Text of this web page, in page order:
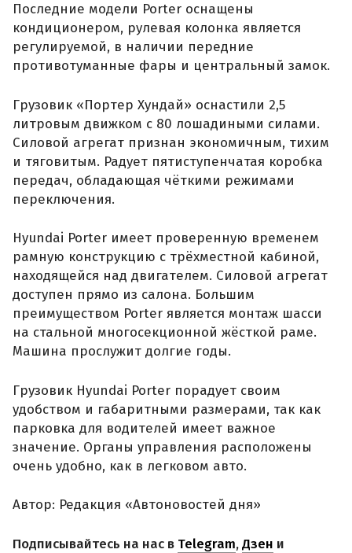
Последние модели Porter оснащены
кондиционером, рулевая колонка является
регулируемой, в наличии передние
противотуманные фары и центральный замок.
Грузовик «Портер Хундай» оснастили 2,5
литровым движком с 80 лошадиными силами.
Силовой агрегат признан экономичным, тихим
и тяговитым. Радует пятиступенчатая коробка
передач, обладающая чёткими режимами
переключения.
Hyundai Porter имеет проверенную временем
рамную конструкцию с трёхместной кабиной,
находящейся над двигателем. Силовой агрегат
доступен прямо из салона. Большим
преимуществом Porter является монтаж шасси
на стальной многосекционной жёсткой раме.
Машина прослужит долгие годы.
Грузовик Hyundai Porter порадует своим
удобством и габаритными размерами, так как
парковка для водителей имеет важное
значение. Органы управления расположены
очень удобно, как в легковом авто.
Автор: Редакция «Автоновостей дня»
Подписывайтесь на нас в Telegram,Дзен и